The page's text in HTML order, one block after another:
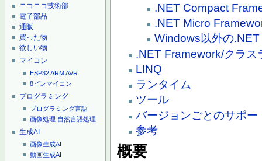
ニコニコ技術部
電子部品
通販
買った物
欲しい物
マイコン
ESP32ARMAVR
8ピンマイコン
プログラミング
プログラミング言語
画像処理 自然言語処理
生成AI
画像生成AI
動画生成AI
.NET Compact
.NET Micro
Windows以外の
.NET Framework/クラス
LINQ
ランタイム
ツール
バージョンごとのサポー
参考
概要